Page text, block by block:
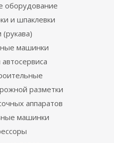
оборудование
и шпаклевки
машинки
разметки
аппаратов
машинки